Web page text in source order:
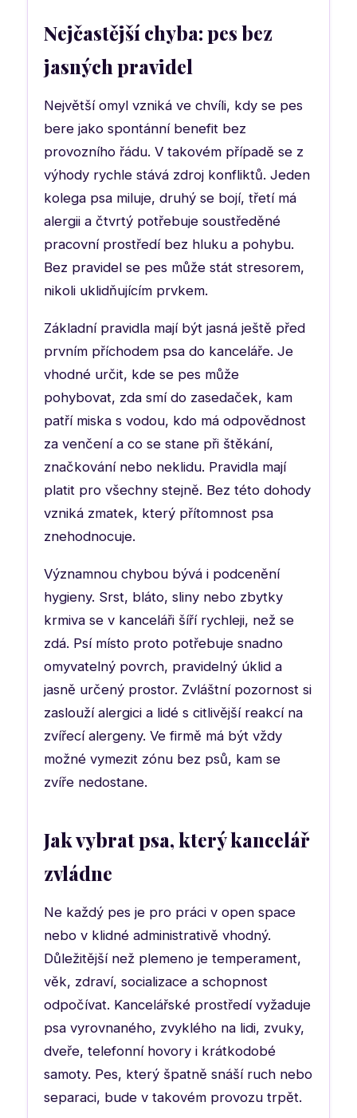
Nejčastější chyba: pes bez
jasných pravidel
Největší omyl vzniká ve chvíli, kdy se pes
bere jako spontánní benefit bez
provozního řádu. V takovém případě se z
výhody rychle stává zdroj konfliktů. Jeden
kolega psa miluje, druhý se bojí, třetí má
alergii a čtvrtý potřebuje soustředěné
pracovní prostředí bez hluku a pohybu.
Bez pravidel se pes může stát stresorem,
nikoli uklidňujícím prvkem.
Základní pravidla mají být jasná ještě před
prvním příchodem psa do kanceláře. Je
vhodné určit, kde se pes může
pohybovat, zda smí do zasedaček, kam
patří miska s vodou, kdo má odpovědnost
za venčení a co se stane při štěkání,
značkování nebo neklidu. Pravidla mají
platit pro všechny stejně. Bez této dohody
vzniká zmatek, který přítomnost psa
znehodnocuje.
Významnou chybou bývá i podcenění
hygieny. Srst, bláto, sliny nebo zbytky
krmiva se v kanceláři šíří rychleji, než se
zdá. Psí místo proto potřebuje snadno
omyvatelný povrch, pravidelný úklid a
jasně určený prostor. Zvláštní pozornost si
zaslouží alergici a lidé s citlivější reakcí na
zvířecí alergeny. Ve firmě má být vždy
možné vymezit zónu bez psů, kam se
zvíře nedostane.
Jak vybrat psa, který kancelář
zvládne
Ne každý pes je pro práci v open space
nebo v klidné administrativě vhodný.
Důležitější než plemeno je temperament,
věk, zdraví, socializace a schopnost
odpočívat. Kancelářské prostředí vyžaduje
psa vyrovnaného, zvyklého na lidi, zvuky,
dveře, telefonní hovory i krátkodobé
samoty. Pes, který špatně snáší ruch nebo
separaci, bude v takovém provozu trpět.